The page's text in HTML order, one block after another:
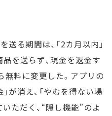
送る期間は、「2カ月以内」
品を送らず、現金を返金す
無料に変更した。アプリの
が消え、「やむを得ない場
ただく、“隠し機能”のよ